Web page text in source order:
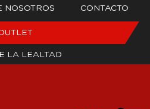
NOSOTROS CONTACTO
LA LEALTAD